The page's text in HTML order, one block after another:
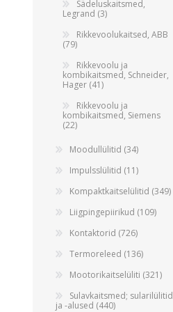
Sädeluskaitsmed,
Legrand (3)
Rikkevoolukaitsed, ABB
(79)
Rikkevoolu ja
kombikaitsmed, Schneider,
Hager (41)
Rikkevoolu ja
kombikaitsmed, Siemens
(22)
Moodullülitid (34)
Impulsslülitid (11)
Kompaktkaitselülitid (349)
Liigpingepiirikud (109)
Kontaktorid (726)
Termoreleed (136)
Mootorikaitselüliti (321)
Sulavkaitsmed; sularilülitid
ja -alused (440)